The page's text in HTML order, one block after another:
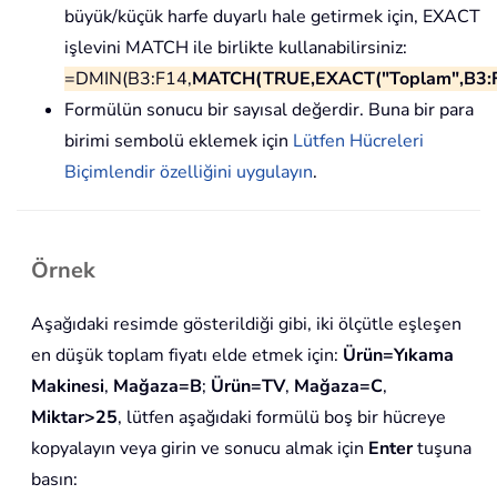
büyük/küçük harfe duyarlı hale getirmek için, EXACT
işlevini MATCH ile birlikte kullanabilirsiniz:
=DMIN(B3:F14,
Formülün sonucu bir sayısal değerdir. Buna bir para
birimi sembolü eklemek için Lütfen Hücreleri
Biçimlendir özelliğini uygulayın.
Örnek
Aşağıdaki resimde gösterildiği gibi, iki ölçütle eşleşen
en düşük toplam fiyatı elde etmek için: Ürün=Yıkama
Makinesi, Mağaza=B; Ürün=TV, Mağaza=C,
Miktar>25, lütfen aşağıdaki formülü boş bir hücreye
kopyalayın veya girin ve sonucu almak için Entertuşuna
basın: